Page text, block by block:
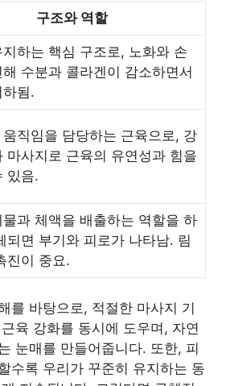
구조와 역할
하는 핵심 구조로, 노화와 손
수분과 콜라겐이 감소하면서
됨.
직임을 담당하는 근육으로, 강
마사지로 근육의 유연성과 힘을
있음.
과 체액을 배출하는 역할을 하
되면 부기와 피로가 나타남. 림
진이 중요.
를 바탕으로, 적절한 마사지 기
육 강화를 동시에 도우며, 자연
눈매를 만들어줍니다. 또한, 피
수록 우리가 꾸준히 유지하는 동